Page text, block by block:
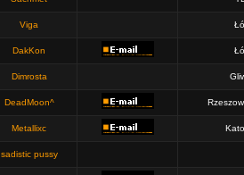
Viga
DakKon
Dimrosta
DeadMoon^
Metallixc
sadistic pussy